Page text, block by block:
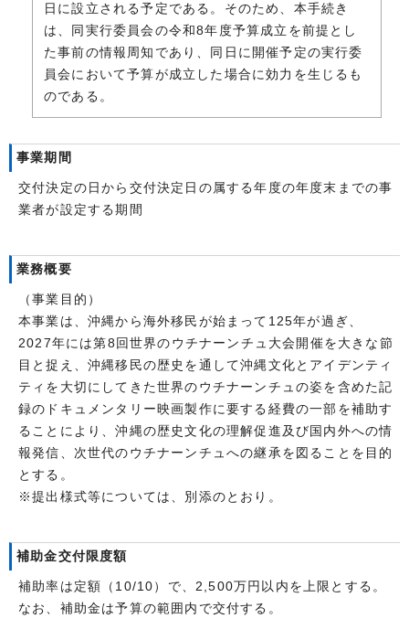
日に設立される予定である。そのため、本手続き
は、同実行委員会の令和8年度予算成立を前提とし
た事前の情報周知であり、同日に開催予定の実行委
員会において予算が成立した場合に効力を生じるも
のである。
事業期間
交付決定の日から交付決定日の属する年度の年度末までの事
業者が設定する期間
業務概要
（事業目的）
本事業は、沖縄から海外移民が始まって125年が過ぎ、
2027年には第8回世界のウチナーンチュ大会開催を大きな節
目と捉え、沖縄移民の歴史を通して沖縄文化とアイデンティ
ティを大切にしてきた世界のウチナーンチュの姿を含めた記
録のドキュメンタリー映画製作に要する経費の一部を補助す
ることにより、沖縄の歴史文化の理解促進及び国内外への情
報発信、次世代のウチナーンチュへの継承を図ることを目的
とする。
※提出様式等については、別添のとおり。
補助金交付限度額
補助率は定額（10/10）で、2,500万円以内を上限とする。
なお、補助金は予算の範囲内で交付する。